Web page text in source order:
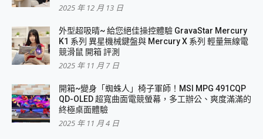
2025 年 12 月 13 日
外型超吸晴~ 給您絕佳操控體驗 GravaStar Mercury
K1 系列 異星機械鍵盤與 Mercury X 系列 輕量無線電
競滑鼠 開箱 評測
2025 年 11 月 7 日
開箱~變身「蜘蛛人」椅子軍師！MSI MPG 491CQP
QD-OLED 超寬曲面電競螢幕，多工辦公、爽度滿滿的
終極桌面體驗
2025 年 11 月 4 日